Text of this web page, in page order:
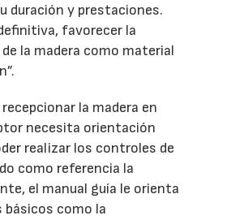
duración y prestaciones.
favorecer la
la madera como material
la madera en
necesita orientación
realizar los controles de
como referencia la
el manual guía le orienta
básicos como la